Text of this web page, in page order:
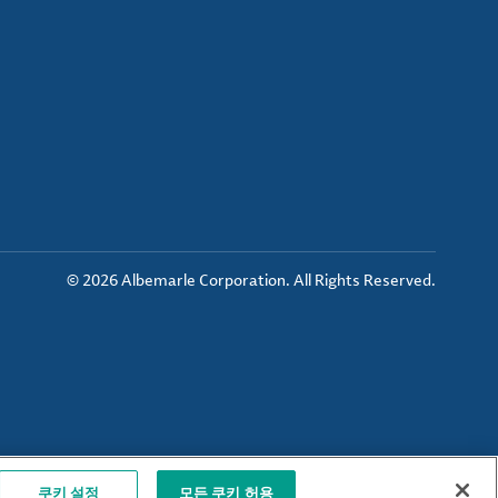
© 2026 Albemarle Corporation. All Rights Reserved.
쿠키 설정 모든 쿠키 허용